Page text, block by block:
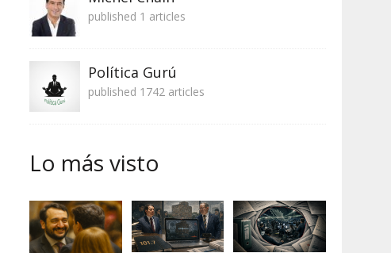
published 1 articles
Política Gurú
published 1742 articles
Lo más visto